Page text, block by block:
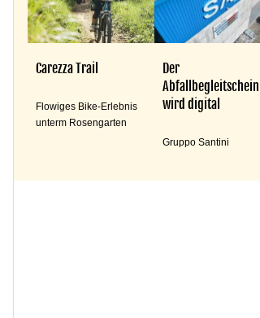
Carezza Trail
Flowiges Bike-Erlebnis
unterm Rosengarten
Der
Abfallbegleitschein
wird digital
Gruppo Santini